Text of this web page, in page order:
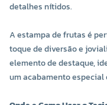
detalhes nítidos.
A estampa de frutas é
toque de diversão e
elemento de destaque,
um acabamento especial